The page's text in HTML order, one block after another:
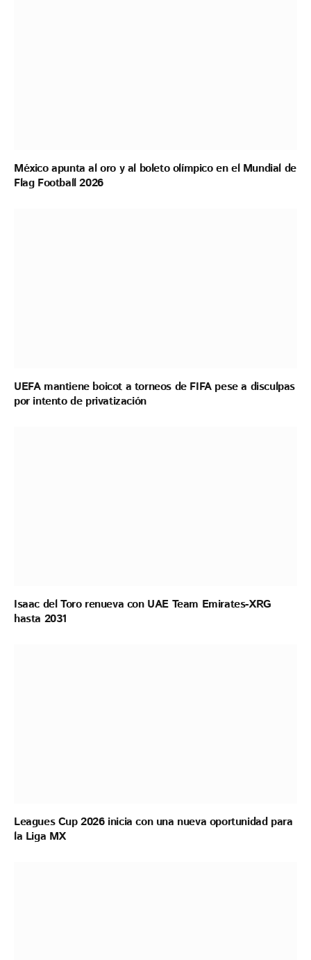
México apunta al oro y al boleto olímpico en el Mundial de
Flag Football 2026
UEFA mantiene boicot a torneos de FIFA pese a disculpas
por intento de privatización
Isaac del Toro renueva con UAE Team Emirates-XRG
hasta 2031
Leagues Cup 2026 inicia con una nueva oportunidad para
la Liga MX